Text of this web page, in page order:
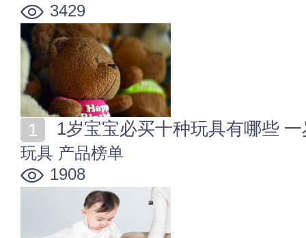
3429
1岁宝宝必买十种玩具有哪些
玩具 产品榜单
1908